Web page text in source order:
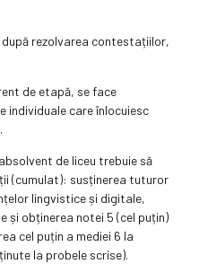
rezolvarea contestațiilor,
de etapă, se face
individuale care înlocuiesc
de liceu trebuie să
(cumulat): susținerea tuturor
lingvistice și digitale,
și obținerea notei 5 (cel puțin)
cel puțin a mediei 6 la
la probele scrise).